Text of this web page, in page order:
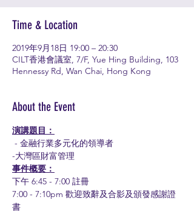
Time & Location
2019年9月18日 19:00 – 20:30
CILT香港會議室, 7/F, Yue Hing Building, 103
Hennessy Rd, Wan Chai, Hong Kong
About the Event
演講題目：
- 金融行業多元化的領導者
-大灣區財富管理
事件概要：
下午 6:45 - 7:00 註冊
7:00 - 7:10pm 歡迎致辭及合影及頒發感謝證
書